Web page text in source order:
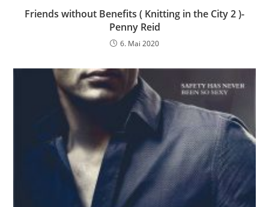
Friends without Benefits ( Knitting in the City 2 )-
Penny Reid
6. Mai 2020